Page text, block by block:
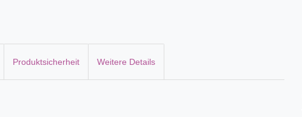
Produktsicherheit Weitere Details